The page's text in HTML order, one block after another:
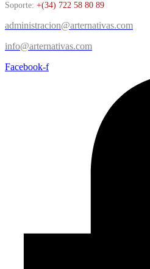
Soporte: +(34) 722 58 80 89
administracion@arternativas.com
info@arternativas.com
Facebook-f